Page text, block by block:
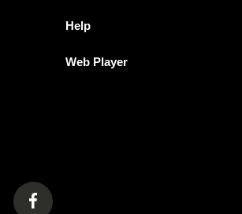
Help
Web Player
tab)in a new tab)
(opens in a new tab)